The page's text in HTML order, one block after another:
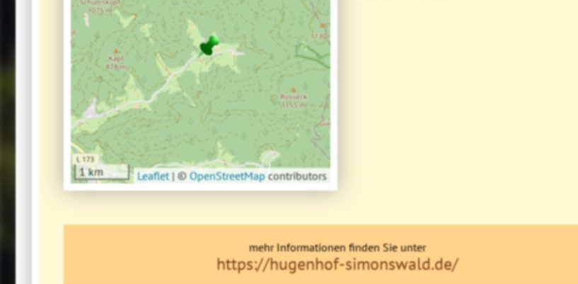
1 km Leaflet | ©OpenStreetMapcontributors
mehr Informationen finden Sie unter
https://hugenhof-simonswald.de/